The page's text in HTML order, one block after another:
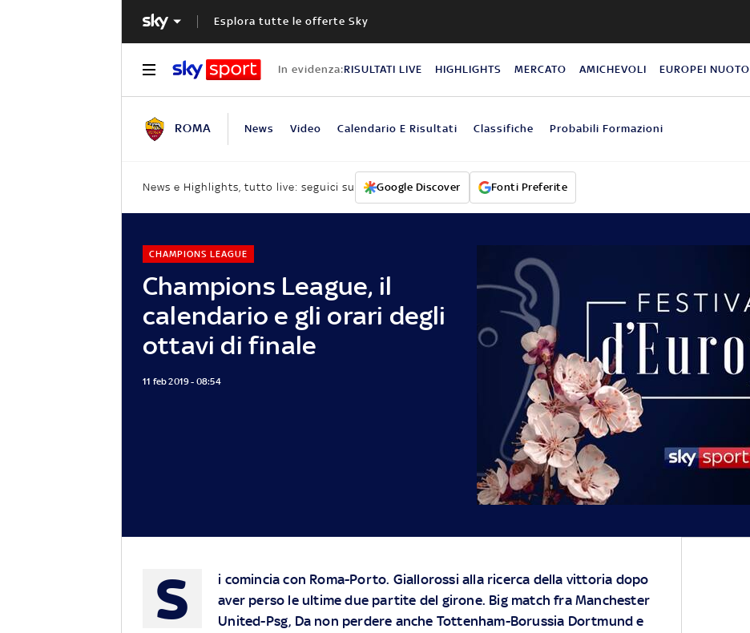
Esplora tutte le offerte Sky
In evidenza:RISULTATI LIVE HIGHLIGHTS MERCATO AMICHEVOLI EUROPEI NUOTO
ROMA News Video Calendario E Risultati Classifiche Probabili Formazioni
News e Highlights, tutto live: seguici su Google Discover Fonti Preferite
Champions League, il
calendario e gli orari degli
ottavi di finale
CHAMPIONS LEAGUE
11 feb 2019 - 08:54
S
i comincia con Roma-Porto. Giallorossi alla ricerca della vittoria dopo
aver perso le ultime due partite del girone. Big match fra Manchester
United-Psg, Da non perdere anche Tottenham-Borussia Dortmund e